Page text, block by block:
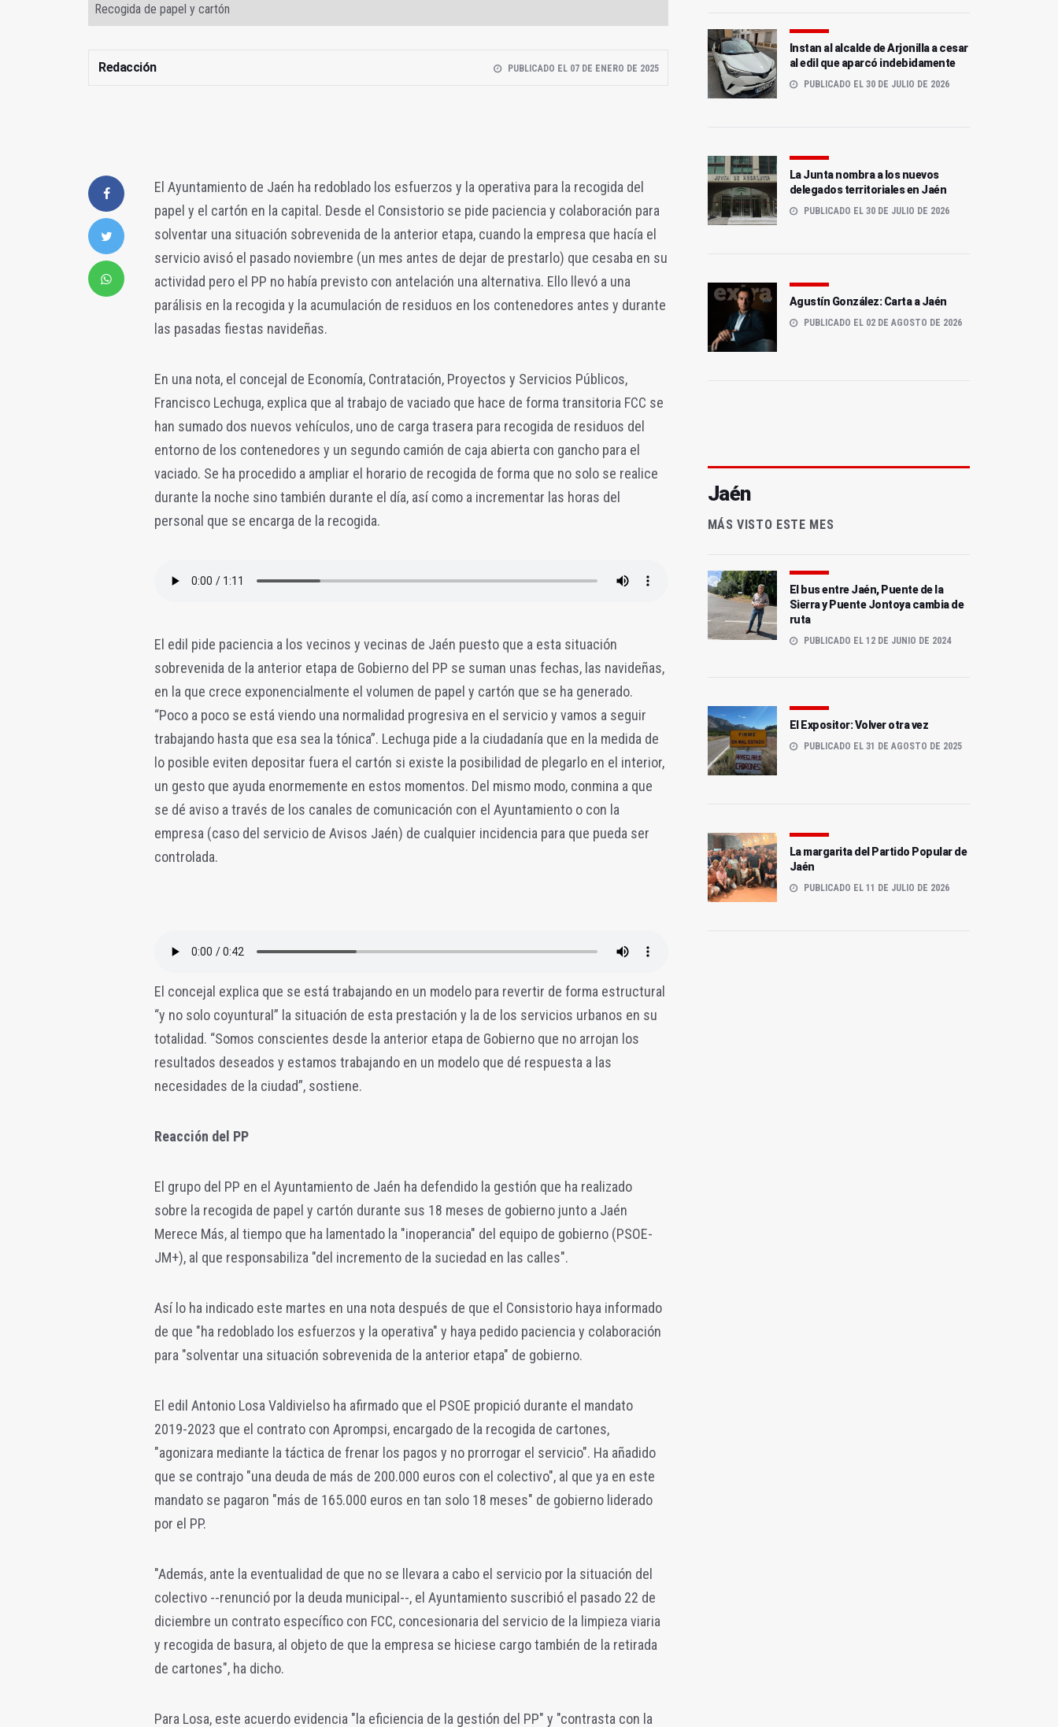
Recogida de papel y cartón
Redacción PUBLICADO EL 07 DE ENERO DE 2025
El Ayuntamiento de Jaén ha redoblado los esfuerzos y la operativa para la recogida del
papel y el cartón en la capital. Desde el Consistorio se pide paciencia y colaboración para
solventar una situación sobrevenida de la anterior etapa, cuando la empresa que hacía el
servicio avisó el pasado noviembre (un mes antes de dejar de prestarlo) que cesaba en su
actividad pero el PP no había previsto con antelación una alternativa. Ello llevó a una
parálisis en la recogida y la acumulación de residuos en los contenedores antes y durante
las pasadas fiestas navideñas.
En una nota, el concejal de Economía, Contratación, Proyectos y Servicios Públicos,
Francisco Lechuga, explica que al trabajo de vaciado que hace de forma transitoria FCC se
han sumado dos nuevos vehículos, uno de carga trasera para recogida de residuos del
entorno de los contenedores y un segundo camión de caja abierta con gancho para el
vaciado. Se ha procedido a ampliar el horario de recogida de forma que no solo se realice
durante la noche sino también durante el día, así como a incrementar las horas del
personal que se encarga de la recogida.
El edil pide paciencia a los vecinos y vecinas de Jaén puesto que a esta situación
sobrevenida de la anterior etapa de Gobierno del PP se suman unas fechas, las navideñas,
en la que crece exponencialmente el volumen de papel y cartón que se ha generado.
“Poco a poco se está viendo una normalidad progresiva en el servicio y vamos a seguir
trabajando hasta que esa sea la tónica”. Lechuga pide a la ciudadanía que en la medida de
lo posible eviten depositar fuera el cartón si existe la posibilidad de plegarlo en el interior,
un gesto que ayuda enormemente en estos momentos. Del mismo modo, conmina a que
se dé aviso a través de los canales de comunicación con el Ayuntamiento o con la
empresa (caso del servicio de Avisos Jaén) de cualquier incidencia para que pueda ser
controlada.
El concejal explica que se está trabajando en un modelo para revertir de forma estructural
“y no solo coyuntural” la situación de esta prestación y la de los servicios urbanos en su
totalidad. “Somos conscientes desde la anterior etapa de Gobierno que no arrojan los
resultados deseados y estamos trabajando en un modelo que dé respuesta a las
necesidades de la ciudad”, sostiene.
Reacción del PP
El grupo del PP en el Ayuntamiento de Jaén ha defendido la gestión que ha realizado
sobre la recogida de papel y cartón durante sus 18 meses de gobierno junto a Jaén
Merece Más, al tiempo que ha lamentado la "inoperancia" del equipo de gobierno (PSOE-
JM+), al que responsabiliza "del incremento de la suciedad en las calles".
Así lo ha indicado este martes en una nota después de que el Consistorio haya informado
de que "ha redoblado los esfuerzos y la operativa" y haya pedido paciencia y colaboración
para "solventar una situación sobrevenida de la anterior etapa" de gobierno.
El edil Antonio Losa Valdivielso ha afirmado que el PSOE propició durante el mandato
2019-2023 que el contrato con Aprompsi, encargado de la recogida de cartones,
"agonizara mediante la táctica de frenar los pagos y no prorrogar el servicio". Ha añadido
que se contrajo "una deuda de más de 200.000 euros con el colectivo", al que ya en este
mandato se pagaron "más de 165.000 euros en tan solo 18 meses" de gobierno liderado
por el PP.
"Además, ante la eventualidad de que no se llevara a cabo el servicio por la situación del
colectivo --renunció por la deuda municipal--, el Ayuntamiento suscribió el pasado 22 de
diciembre un contrato específico con FCC, concesionaria del servicio de la limpieza viaria
y recogida de basura, al objeto de que la empresa se hiciese cargo también de la retirada
de cartones", ha dicho.
Para Losa, este acuerdo evidencia "la eficiencia de la gestión del PP" y "contrasta con la
Instan al alcalde de Arjonilla a cesar
al edil que aparcó indebidamente
PUBLICADO EL 30 DE JULIO DE 2026
La Junta nombra a los nuevos
delegados territoriales en Jaén
PUBLICADO EL 30 DE JULIO DE 2026
Agustín González: Carta a Jaén
PUBLICADO EL 02 DE AGOSTO DE 2026
Jaén
MÁS VISTO ESTE MES
El bus entre Jaén, Puente de la
Sierra y Puente Jontoya cambia de
ruta
PUBLICADO EL 12 DE JUNIO DE 2024
El Expositor: Volver otra vez
PUBLICADO EL 31 DE AGOSTO DE 2025
La margarita del Partido Popular de
Jaén
PUBLICADO EL 11 DE JULIO DE 2026